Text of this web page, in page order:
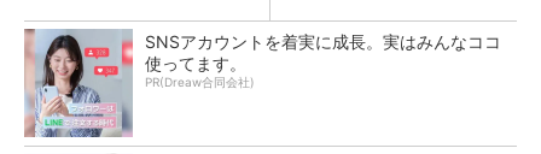
SNSアカウントを着実に成長。実はみんなココ
使ってます。
PR(Dreaw合同会社)